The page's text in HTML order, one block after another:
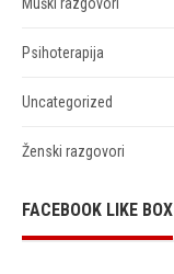
Psihoterapija
Uncategorized
Ženski razgovori
FACEBOOK LIKE BOX